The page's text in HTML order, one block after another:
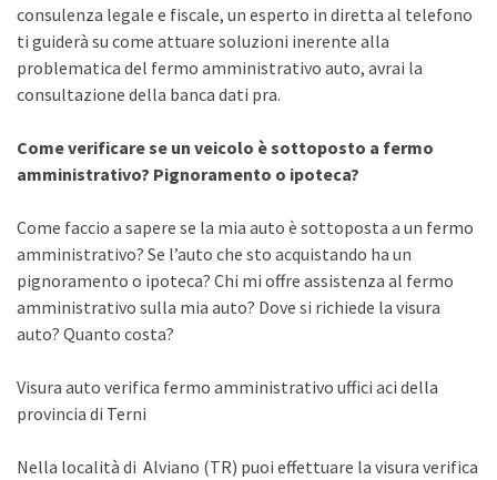
consulenza legale e fiscale, un esperto in diretta al telefono
ti guiderà su come attuare soluzioni inerente alla
problematica del fermo amministrativo auto, avrai la
consultazione della banca dati pra.
Come verificare se un veicolo è sottoposto a fermo
amministrativo? Pignoramento o ipoteca?
Come faccio a sapere se la mia auto è sottoposta a un fermo
amministrativo? Se l’auto che sto acquistando ha un
pignoramento o ipoteca? Chi mi offre assistenza al fermo
amministrativo sulla mia auto? Dove si richiede la visura
auto? Quanto costa?
Visura auto verifica fermo amministrativo uffici aci della
provincia di Terni
Nella località di Alviano (TR) puoi effettuare la visura verifica